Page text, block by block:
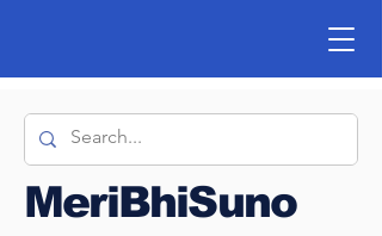
MeriBhiSuno